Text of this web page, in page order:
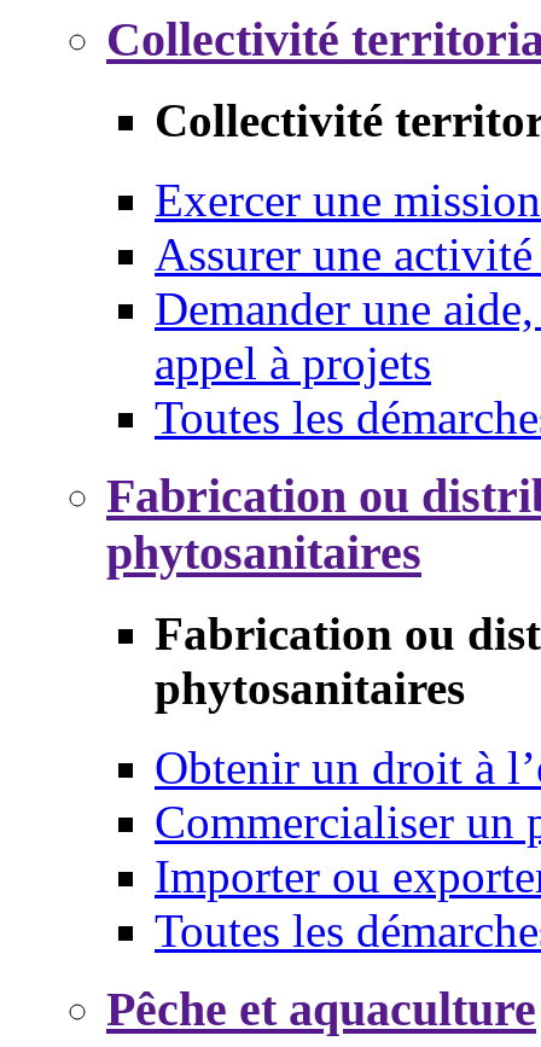
Collectivité
Collectivité
Exercer une mission
Assurer une
Demander une
appel à projets
Toutes les
Fabrication ou
phytosanitaires
Fabrication ou
phytosanitaires
Obtenir un droit à
Commercialiser un
Importer ou
Toutes les
Pêche et aquaculture